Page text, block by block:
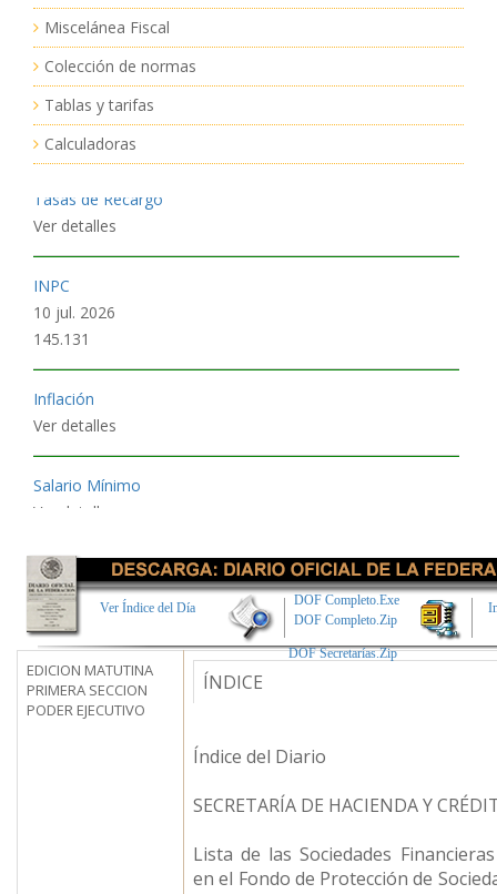
Miscelánea Fiscal
Colección de normas
Tablas y tarifas
Calculadoras
CPP
25 jun. 2026
5.19
Tasas de Recargo
INPC
10 jul. 2026
145.131
Inflación
Ver detalles
Salario Mínimo
Ver detalles
$8.791497
TIIE
06 ago. 2026
6.7358%
DOF Completo.Exe
DOF Completo.Zip
DOF Secretarías.Zip
Ver Índice del Día
EDICION MATUTINA
PRIMERA SECCION
PODER EJECUTIVO
ÍNDICE
Índice del Diario
SECRETARÍA DE HACIENDA Y
Lista de las Sociedades
en el Fondo de Protección de